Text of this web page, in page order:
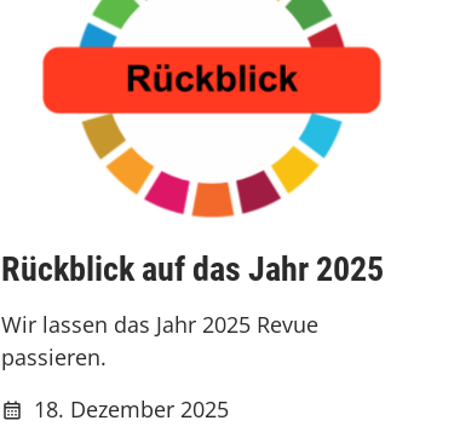
Rückblick auf das Jahr 2025
18. Dezember 2025
Wir lassen das Jahr 2025 Revue
passieren.